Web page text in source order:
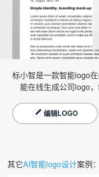
标小智是一款智能logo
能在线生成公司logo
编辑LOGO
其它AI智能logo设计案例：